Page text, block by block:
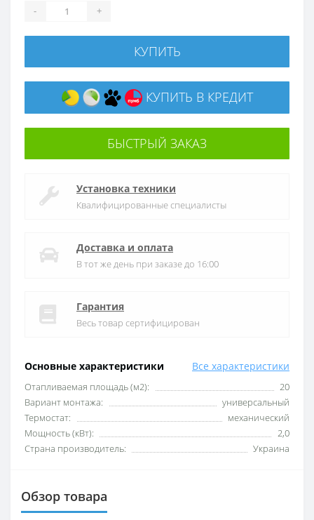
Основные характеристики Все характеристики
Отапливаемая площадь (м2):
20
Вариант монтажа:
универсальный
Термостат:
механический
Мощность (кВт):
2,0
Страна производитель:
Украина
- +
КУПИТЬ
КУПИТЬ В КРЕДИТ
БЫСТРЫЙ ЗАКАЗ
Установка техники
Квалифицированные специалисты
Доставка и оплата
В тот же день при заказе до 16:00
Гарантия
Весь товар сертифицирован
Обзор товара